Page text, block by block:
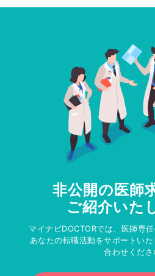
非公開の医師
ご紹介いた
マイナビDOCTORでは、医師専
あなたの転職活動をサポートい
合わせくださ